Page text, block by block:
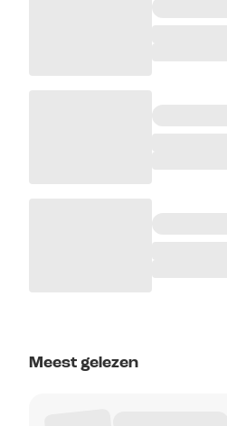
Meest gelezen